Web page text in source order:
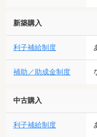
新築購入
利子補給制度
補助／助成金制度
中古購入
利子補給制度